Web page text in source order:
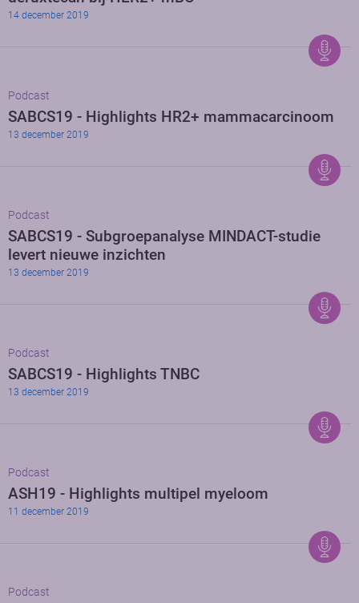
14 december 2019
Podcast
SABCS19 - Highlights HR2+ mammacarcinoom
13 december 2019
Podcast
SABCS19 - Subgroepanalyse MINDACT-studie
levert nieuwe inzichten
13 december 2019
Podcast
SABCS19 - Highlights TNBC
13 december 2019
Podcast
ASH19 - Highlights multipel myeloom
11 december 2019
Podcast